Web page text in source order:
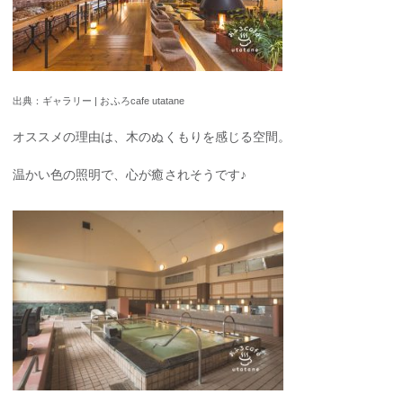
出典：ギャラリー | おふろcafe utatane
オススメの理由は、木のぬくもりを感じる空間。
温かい色の照明で、心が癒されそうです♪